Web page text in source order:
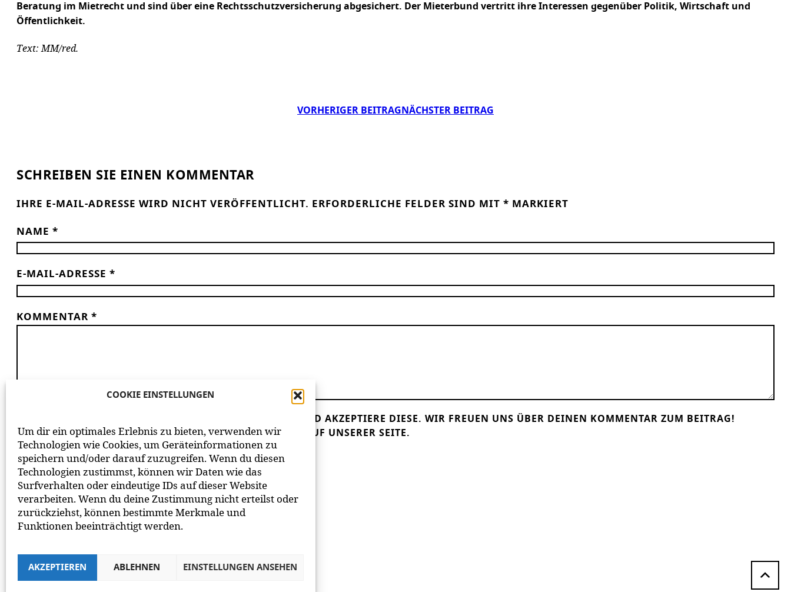
COOKIE EINSTELLUNGEN
Um dir ein optimales Erlebnis zu bieten, verwenden wir
Technologien wie Cookies, um Geräteinformationen zu
speichern und/oder darauf zuzugreifen. Wenn du diesen
Technologien zustimmst, können wir Daten wie das
Surfverhalten oder eindeutige IDs auf dieser Website
verarbeiten. Wenn du deine Zustimmung nicht erteilst oder
zurückziehst, können bestimmte Merkmale und
Funktionen beeinträchtigt werden.
AKZEPTIEREN ABLEHNEN EINSTELLUNGEN ANSEHEN
Beratung im Mietrecht und sind über eine Rechtsschutzversicherung abgesichert. Der Mieterbund vertritt ihre Interessen gegenüber Politik, Wirtschaft und
Öffentlichkeit.
Text: MM/red.
VORHERIGER BEITRAG NÄCHSTER BEITRAG
SCHREIBEN SIE EINEN KOMMENTAR
IHRE E-MAIL-ADRESSE WIRD NICHT VERÖFFENTLICHT. ERFORDERLICHE FELDER SIND MIT * MARKIERT
NAME *
E-MAIL-ADRESSE *
KOMMENTAR *
GELESEN UND AKZEPTIERE DIESE. WIR FREUEN UNS ÜBER DEINEN KOMMENTAR ZUM BEITRAG!
BEACHTE BITTE UNSERENETIQUETTEZUM MITEINANDER AUF UNSERER SEITE.